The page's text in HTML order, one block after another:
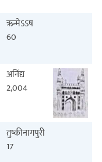
ऋन्मेऽऽष
60
अनिंद्य
2,004
तुष्कीनागपुरी
17